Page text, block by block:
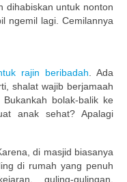
dihabiskan untuk nonton
ngemil lagi. Cemilannya
rajin beribadah. Ada
shalat wajib berjamaah
bolak-balik ke
anak sehat? Apalagi
di masjid biasanya
di rumah yang penuh
guling-gulingan.